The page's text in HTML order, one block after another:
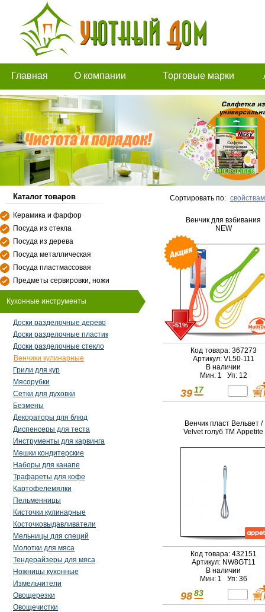
Главная О компании Торговые марки
Каталог товаров
Керамика и фарфор
Посуда из стекла
Посуда из дерева
Посуда металлическая
Посуда пластмассовая
Предметы сервировки, ножи
Кухонные инструменты
Доски разделочные дерево
Доски разделочные пластик
Доски разделочные стекло
Венчики кулинарные
Грили для кур
Мясорубки
Сетки для духовки
Безмены
Декораторы для блюд
Диспенсеры для теста
Инструменты для карвинга
Мешки кондитерские
Наборы для канапе
Трафареты для кофе
Картофелемялки
Пельменницы
Кисточки кулинарные
Косточковыдавливатели
Мельницы для специй
Молотки для мяса
Тендерайзеры для мяса
Ножницы кухонные
Измельчители
Овощерезки
Овощечистки
Сортировать по: свойствам
Венчик для взбивания
NEW
-51%
Код товара: 367273
Артикул: VL50-111
В наличии
Мин: 1 Уп: 12
39 17
Венчик пласт Вельвет /
Velvet голуб ТМ Appetite
Код товара: 432151
Артикул: NW8GT11
В наличии
Мин: 1 Уп: 36
98 83